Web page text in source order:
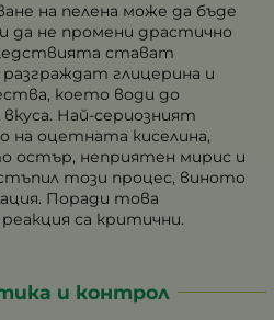
на пелена може да бъде
и да не промени драстично
стават
глицерина и
което води до
Най-сериозният
на оцетната киселина,
остър, неприятен мирис и
този процес, виното
Поради това
са критични.
и контрол